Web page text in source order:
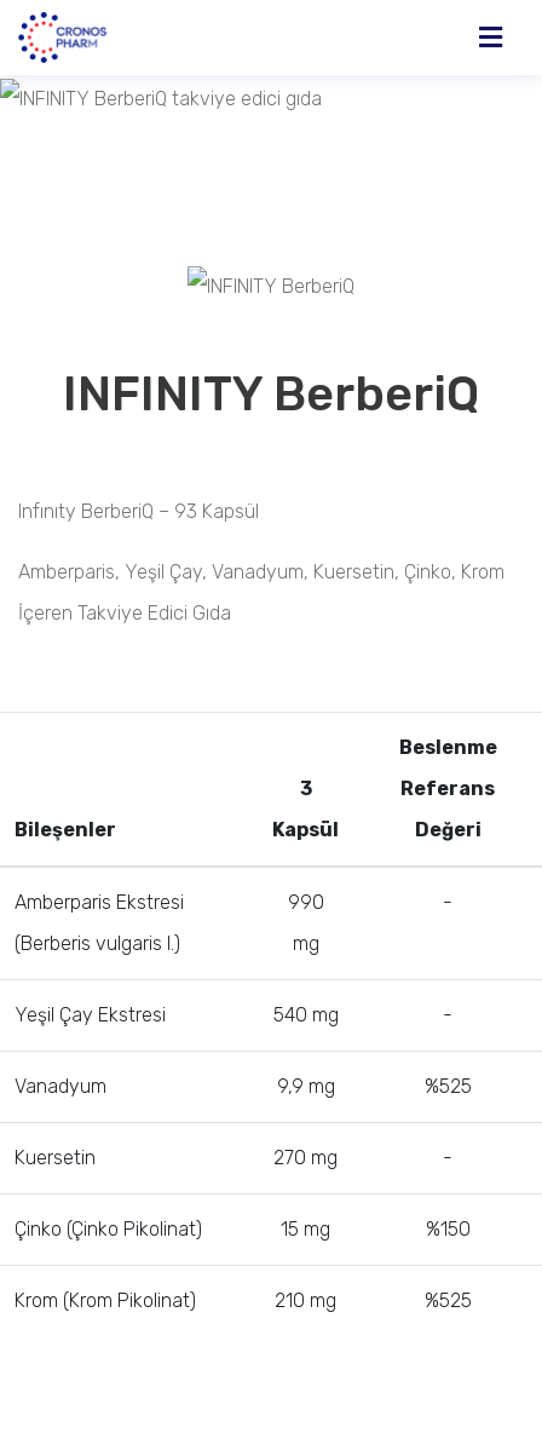
INFINITY BerberiQ
Infınıty BerberiQ – 93 Kapsül
Amberparis, Yeşil Çay, Vanadyum, Kuersetin, Çinko, Krom
İçeren Takviye Edici Gıda
Bileşenler
3
Kapsül
Beslenme
Referans
Değeri
Amberparis Ekstresi
(Berberis vulgaris I.)
990
mg
-
Yeşil Çay Ekstresi 540 mg -
Vanadyum 9,9 mg %525
Kuersetin 270 mg -
Çinko (Çinko Pikolinat) 15 mg %150
Krom (Krom Pikolinat) 210 mg %525